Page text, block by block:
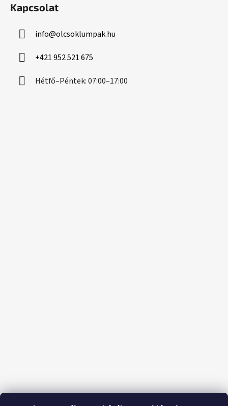
Kapcsolat
info@olcsoklumpak.hu
+421 952 521 675
Hétfő–Péntek: 07:00–17:00